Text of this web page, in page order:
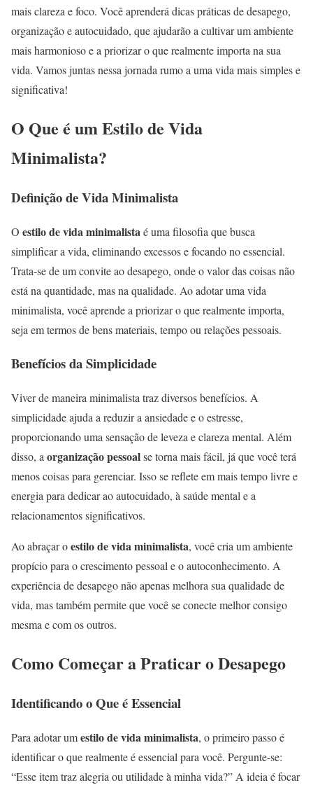
mais clareza e foco. Você aprenderá dicas práticas de desapego,
organização e autocuidado, que ajudarão a cultivar um ambiente
mais harmonioso e a priorizar o que realmente importa na sua
vida. Vamos juntas nessa jornada rumo a uma vida mais simples e
significativa!
O Que é um Estilo de Vida
Minimalista?
Definição de Vida Minimalista
O estilo de vida minimalista é uma filosofia que busca
simplificar a vida, eliminando excessos e focando no essencial.
Trata-se de um convite ao desapego, onde o valor das coisas não
está na quantidade, mas na qualidade. Ao adotar uma vida
minimalista, você aprende a priorizar o que realmente importa,
seja em termos de bens materiais, tempo ou relações pessoais.
Benefícios da Simplicidade
Viver de maneira minimalista traz diversos benefícios. A
simplicidade ajuda a reduzir a ansiedade e o estresse,
proporcionando uma sensação de leveza e clareza mental. Além
disso, a organização pessoalse torna mais fácil, já que você terá
menos coisas para gerenciar. Isso se reflete em mais tempo livre e
energia para dedicar ao autocuidado, à saúde mental e a
relacionamentos significativos.
Ao abraçar oestilo de vida minimalista, você cria um ambiente
propício para o crescimento pessoal e o autoconhecimento. A
experiência de desapego não apenas melhora sua qualidade de
vida, mas também permite que você se conecte melhor consigo
mesma e com os outros.
Como Começar a Praticar o Desapego
Identificando o Que é Essencial
Para adotar umestilo de vida minimalista, o primeiro passo é
identificar o que realmente é essencial para você. Pergunte-se:
“Esse item traz alegria ou utilidade à minha vida?” A ideia é focar